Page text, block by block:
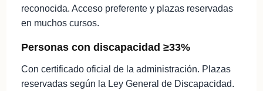
reconocida. Acceso preferente y plazas reservadas
en muchos cursos.
Personas con discapacidad ≥33%
Con certificado oficial de la administración. Plazas
reservadas según la Ley General de Discapacidad.